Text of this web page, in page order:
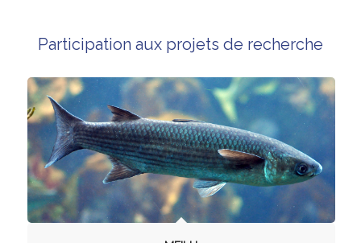
Participation aux projets de recherche